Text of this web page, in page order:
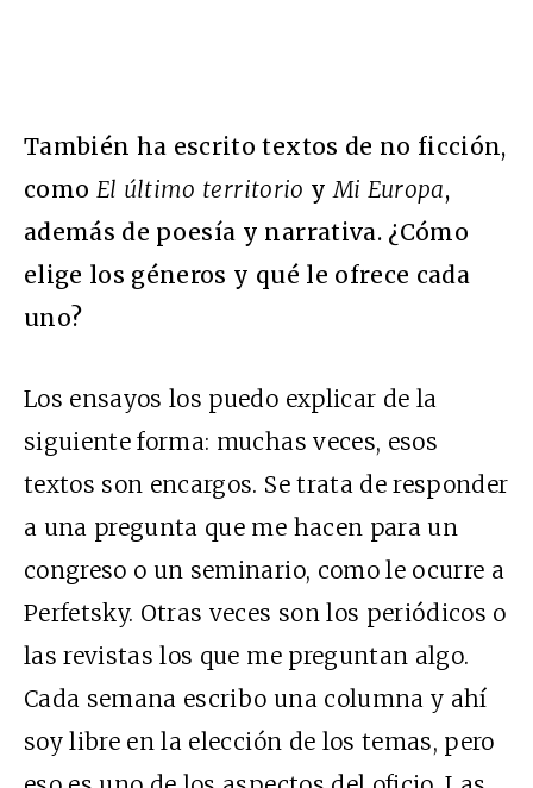
También ha escrito textos de no ficción,
como El último territorio y Mi Europa,
además de poesía y narrativa. ¿Cómo
elige los géneros y qué le ofrece cada
uno?
Los ensayos los puedo explicar de la
siguiente forma: muchas veces, esos
textos son encargos. Se trata de responder
a una pregunta que me hacen para un
congreso o un seminario, como le ocurre a
Perfetsky. Otras veces son los periódicos o
las revistas los que me preguntan algo.
Cada semana escribo una columna y ahí
soy libre en la elección de los temas, pero